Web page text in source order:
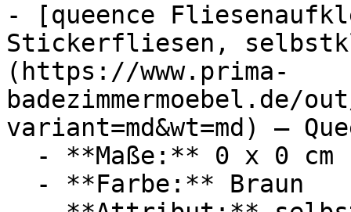
- [queence
Stickerfliesen,
(https://www.prima-
badezimmermoebel.de/
variant=md&wt=md) —